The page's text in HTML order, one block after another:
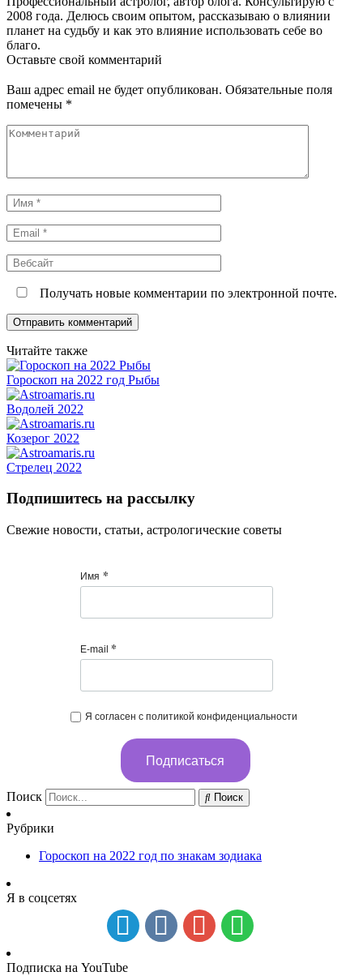
2008 года. Делюсь своим опытом, рассказываю о влиянии
планет на судьбу и как это влияние использовать себе во
благо.
Оставьте свой комментарий
Ваш адрес email не будет опубликован. Обязательные поля
помечены *
Комментарий
Имя
*
Email
*
Вебсайт
Получать новые комментарии по электронной почте.
Читайте также
Гороскоп на 2022 год Рыбы
Водолей 2022
Козерог 2022
Стрелец 2022
Подпишитесь на рассылку
Cвежие новости, статьи, астрологические советы
Имя *
E-mail *
Я согласен с политикой конфиденциальности
Подписаться
Поиск Поиск
Рубрики
Гороскоп на 2022 год по знакам зодиака
Я в соцсетях
Подписка на YouTube